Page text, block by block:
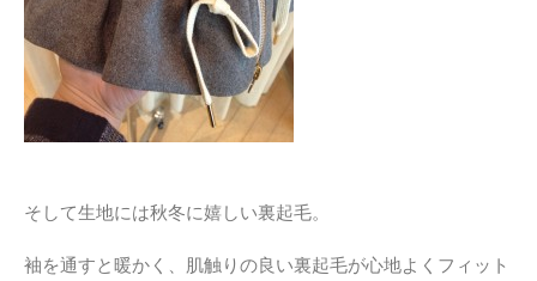
そして生地には秋冬に嬉しい裏起毛。
袖を通すと暖かく、肌触りの良い裏起毛が心地よくフィット